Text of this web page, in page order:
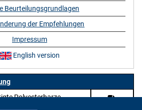
Polyesterharze
Beurteilungsgrundlagen
der Empfehlungen
Impressum
English version